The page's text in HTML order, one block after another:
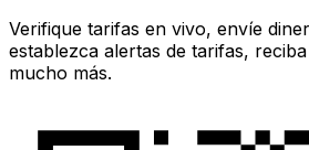
Verifique tarifas en vivo, envíe
establezca alertas de tarifas,
mucho más.